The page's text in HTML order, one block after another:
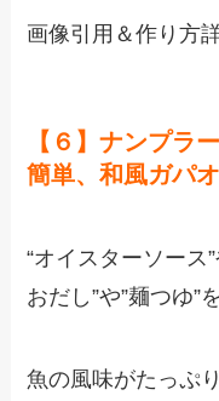
画像引用＆作り
【６】ナンプラ
簡単、和風ガパ
“オイスターソース
おだし”や”麺つゆ”
魚の風味がたっぷ